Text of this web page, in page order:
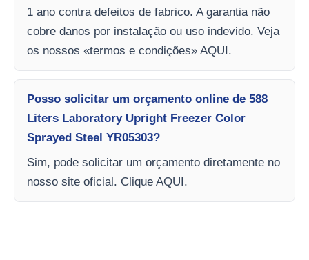
1 ano contra defeitos de fabrico. A garantia não
cobre danos por instalação ou uso indevido. Veja
os nossos «termos e condições» AQUI.
Posso solicitar um orçamento online de 588
Liters Laboratory Upright Freezer Color
Sprayed Steel YR05303?
Sim, pode solicitar um orçamento diretamente no
nosso site oficial. Clique AQUI.